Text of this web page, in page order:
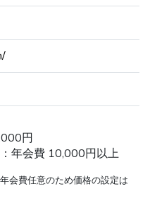
円
年会費 10,000円以上
会費任意のため価格の設定は